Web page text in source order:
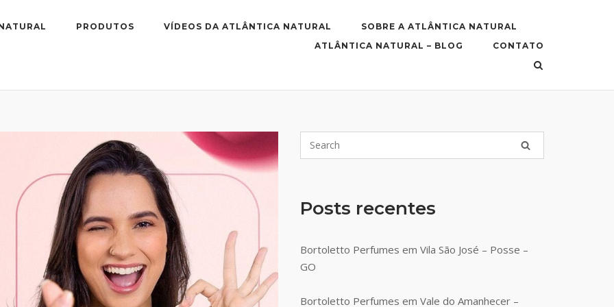
PRODUTOS VÍDEOS DA ATLÂNTICA NATURAL
SOBRE A ATLÂNTICA NATURAL
ATLÂNTICA NATURAL – BLOG
CONTATO
Posts recentes
Bortoletto Perfumes em Vila São José – Posse –
GO
Bortoletto Perfumes em Vale do Amanhecer –